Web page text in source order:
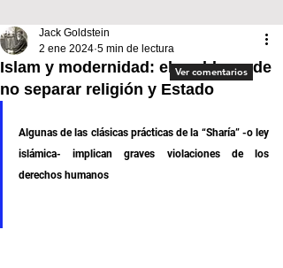
Islam y modernidad: el problema de
no separar religión y Estado
Jack Goldstein
2 ene 2024 5 min de lectura
Algunas de las clásicas prácticas de la “Sharía” -o ley
islámica- implican graves violaciones de los
derechos humanos
Ver comentarios